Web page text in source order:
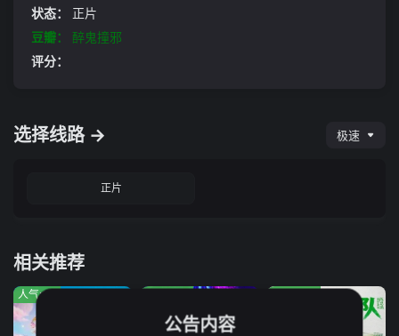
状态：
正片
豆瓣：
醉鬼撞邪
评分：
选择线路 → 极速
正片
相关推荐
人气:93
公告内容